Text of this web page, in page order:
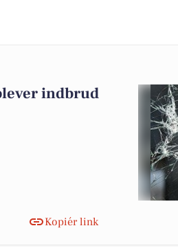
indbrud
Kopiér link